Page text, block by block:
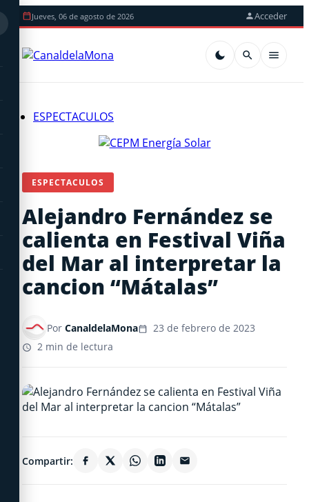
Jueves, 06 de agosto de 2026 Acceder
ESPECTACULOS
ESPECTACULOS
Alejandro Fernández se
calienta en Festival Viña
del Mar al interpretar la
cancion “Mátalas”
Por CanaldelaMona
23 de febrero de 2023
2 min de lectura
Compartir: